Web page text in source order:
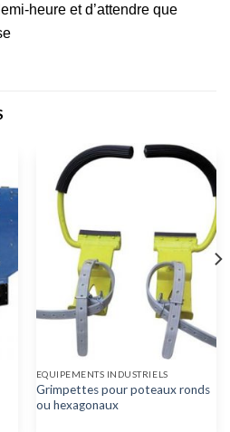
heure et d’attendre que
EQUIPEMENTS INDUSTRIELS
Grimpettes pour poteaux ronds
ou hexagonaux